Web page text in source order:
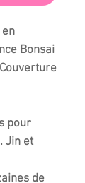
en
Bonsai
pour
Jin et
de